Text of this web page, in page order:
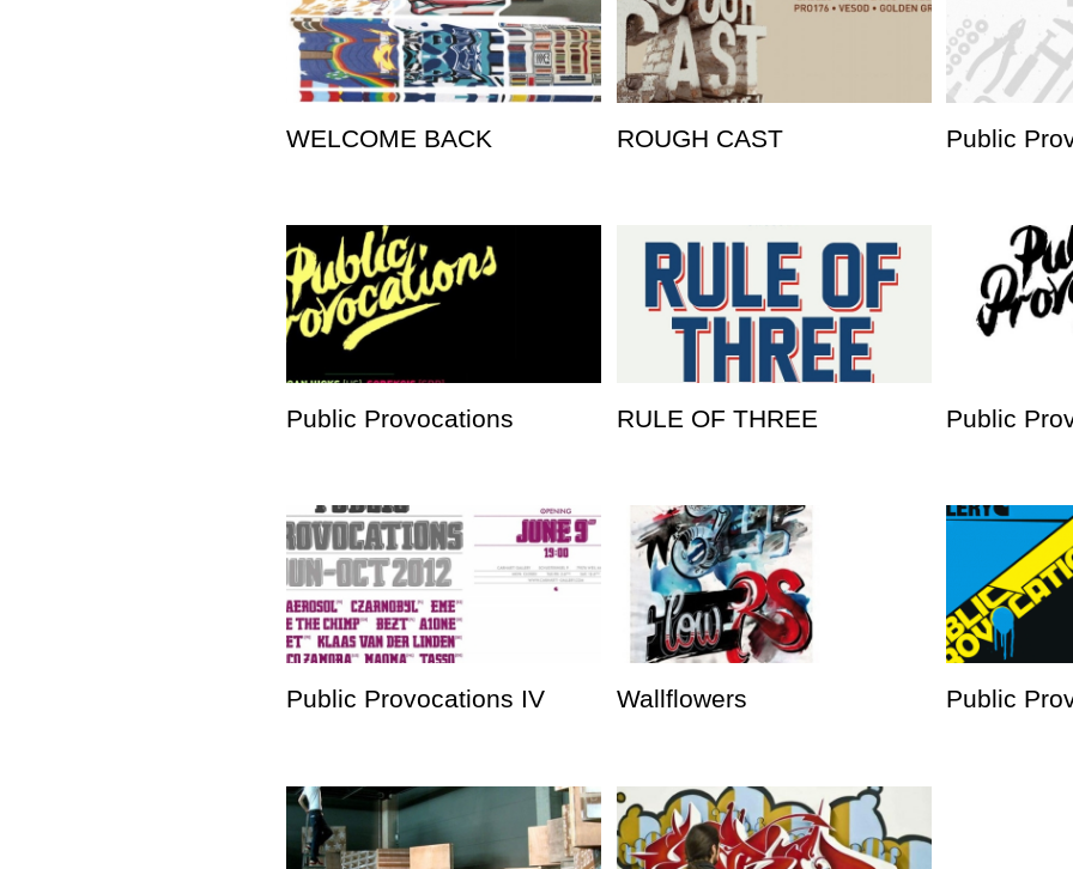
WELCOME BACK ROUGH CAST Public
Public Provocations RULE OF THREE Public
Public Provocations IV Wallflowers Public